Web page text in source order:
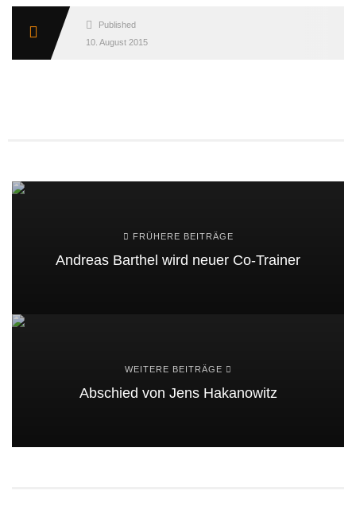
Published
10. August 2015
FRÜHERE BEITRÄGE
Andreas Barthel wird neuer Co-Trainer
WEITERE BEITRÄGE
Abschied von Jens Hakanowitz